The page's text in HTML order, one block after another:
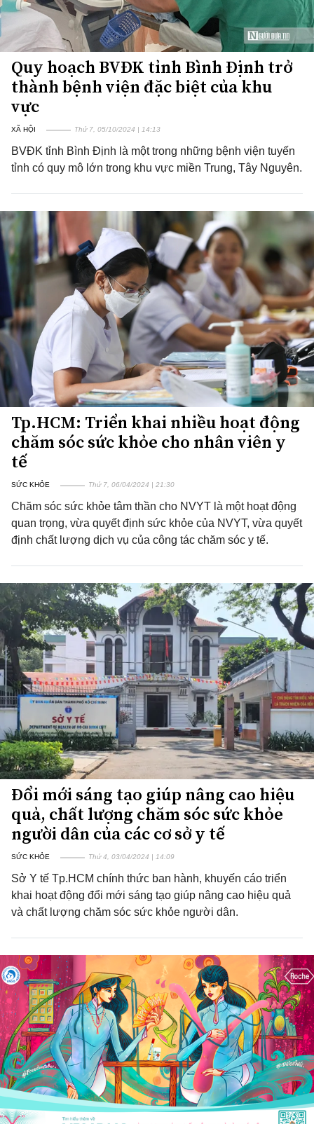
Quy hoạch BVĐK tỉnh Bình Định trở
thành bệnh viện đặc biệt của khu
vực
XÃ HỘI Thứ 7, 05/10/2024 | 14:13
BVĐK tỉnh Bình Định là một trong những bệnh viện tuyến
tỉnh có quy mô lớn trong khu vực miền Trung, Tây Nguyên.
Tp.HCM: Triển khai nhiều hoạt động
chăm sóc sức khỏe cho nhân viên y
tế
SỨC KHỎE Thứ 7, 06/04/2024 | 21:30
Chăm sóc sức khỏe tâm thần cho NVYT là một hoạt động
quan trọng, vừa quyết định sức khỏe của NVYT, vừa quyết
định chất lượng dịch vụ của công tác chăm sóc y tế.
Đổi mới sáng tạo giúp nâng cao hiệu
quả, chất lượng chăm sóc sức khỏe
người dân của các cơ sở y tế
SỨC KHỎE Thứ 4, 03/04/2024 | 14:09
Sở Y tế Tp.HCM chính thức ban hành, khuyến cáo triển
khai hoạt động đổi mới sáng tạo giúp nâng cao hiệu quả
và chất lượng chăm sóc sức khỏe người dân.